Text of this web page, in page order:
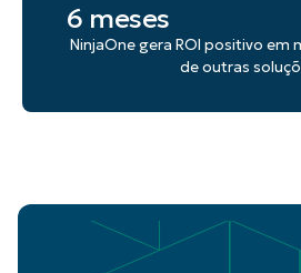
6 meses
NinjaOne gera ROI positivo
de outras